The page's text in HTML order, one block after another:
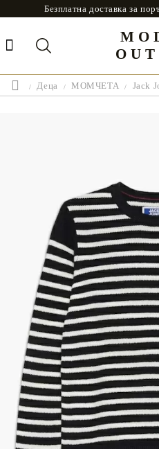
Безплатна доставка за
Деца МОМЧЕТА Jack